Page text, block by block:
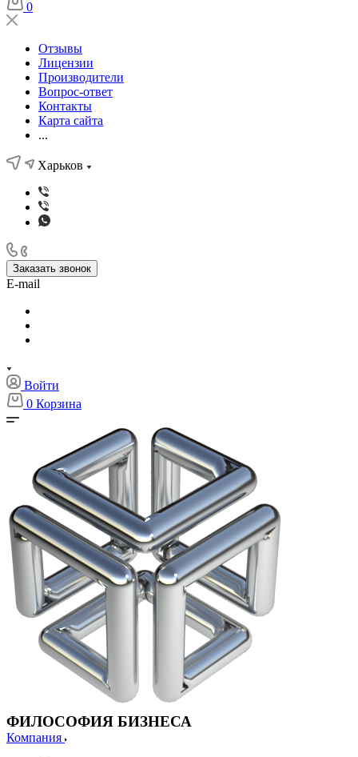
0
Отзывы
Лицензии
Производители
Вопрос-ответ
Контакты
Карта сайта
...
Харьков
Заказать звонок
E-mail
Войти
0 Корзина
ФИЛОСОФИЯ БИЗНЕСА
Компания